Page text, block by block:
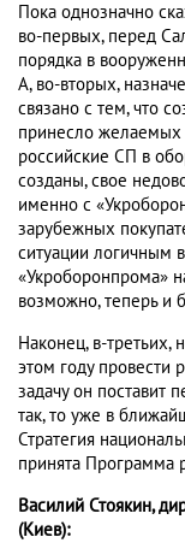
Пока однозначно
во-первых, перед
порядка в
А, во-вторых,
связано с тем, что
принесло желаемых
российские СП в
созданы, свое
именно с
зарубежных
ситуации логичным
«Укроборонпрома»
возможно, теперь и
Наконец, в-третьих,
этом году провести
задачу он поставит
так, то уже в
Стратегия
принята Программа
Василий Стоякин,
(Киев):